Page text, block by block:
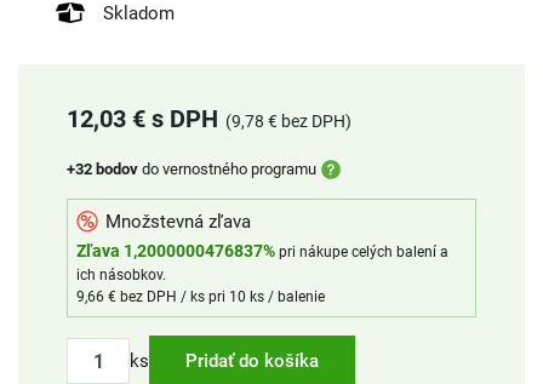
Skladom
12,03 € s DPH (9,78 € bez DPH)
+32 bodov do vernostného programu
Množstevná zľava
Zľava 1,2000000476837% pri nákupe celých balení a
ich násobkov.
9,66 € bez DPH / ks pri 10 ks / balenie
ks Pridať do košíka